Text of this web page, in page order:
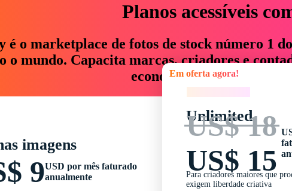
Planos acessíveis
é o marketplace de fotos de stock número 1
o mundo. Capacita marcas, criadores e
economizam até 76% em
imagens
9USD por mês faturado
anualmente
Em oferta agora!
Unlimited
US$ 18
US$ 15
Para criadores maiores que
exigem liberdade criativa